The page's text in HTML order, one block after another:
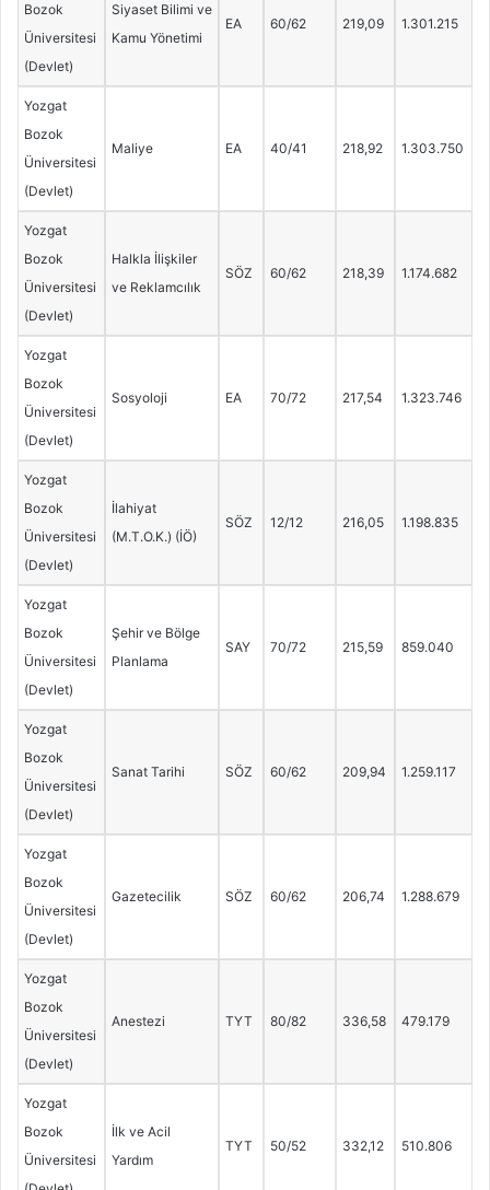
Bozok
Üniversitesi
(Devlet)
Siyaset Bilimi ve
Kamu Yönetimi
EA 60/62 219,09 1.301.215
Yozgat
Bozok
Üniversitesi
(Devlet)
Maliye EA 40/41 218,92 1.303.750
Yozgat
Bozok
Üniversitesi
(Devlet)
Halkla İlişkiler
ve Reklamcılık
SÖZ 60/62 218,39 1.174.682
Yozgat
Bozok
Üniversitesi
(Devlet)
Sosyoloji EA 70/72 217,54 1.323.746
Yozgat
Bozok
Üniversitesi
(Devlet)
İlahiyat
(M.T.O.K.) (İÖ)
SÖZ 12/12 216,05 1.198.835
Yozgat
Bozok
Üniversitesi
(Devlet)
Şehir ve Bölge
Planlama
SAY 70/72 215,59 859.040
Yozgat
Bozok
Üniversitesi
(Devlet)
Sanat Tarihi SÖZ 60/62 209,94 1.259.117
Yozgat
Bozok
Üniversitesi
(Devlet)
Gazetecilik SÖZ 60/62 206,74 1.288.679
Yozgat
Bozok
Üniversitesi
(Devlet)
Anestezi TYT 80/82 336,58 479.179
Yozgat
Bozok
Üniversitesi
İlk ve Acil
Yardım
TYT 50/52 332,12 510.806